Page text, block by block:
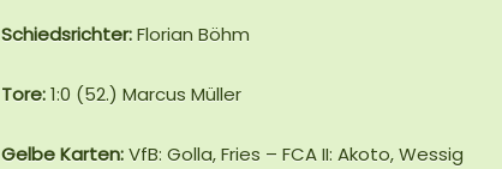
Schiedsrichter:Florian Böhm
Tore:1:0 (52.) Marcus Müller
Gelbe Karten:VfB: Golla, Fries – FCA II: Akoto, Wessig